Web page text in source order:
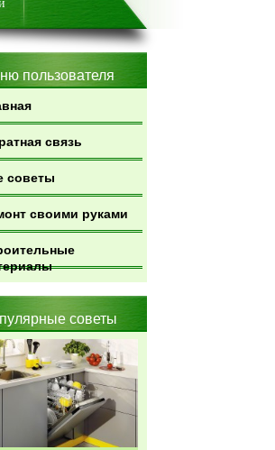
пользователя
связь
советы
своими руками
советы